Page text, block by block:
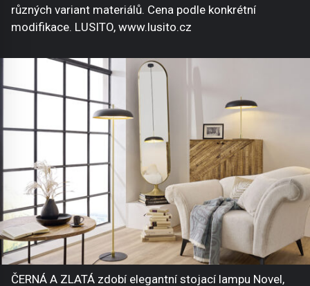
různých variant materiálů. Cena podle konkrétní
modifikace. LUSITO, www.lusito.cz
ČERNÁ A ZLATÁ zdobí elegantní stojací lampu Novel,